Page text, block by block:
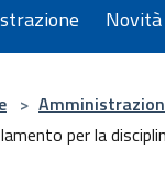
Novità
>
per la